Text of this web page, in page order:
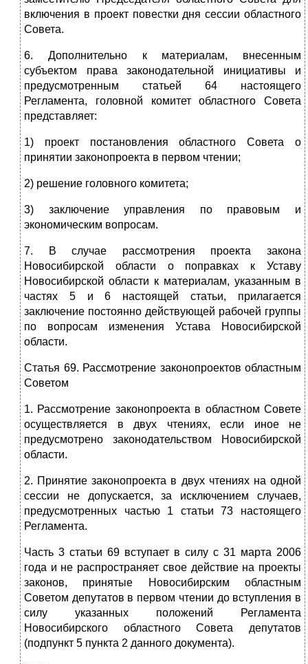
включения в проект повестки дня сессии областного
Совета.
6. Дополнительно к материалам, внесенным
субъектом права законодательной инициативы и
предусмотренным статьей 64 настоящего
Регламента, головной комитет областного Совета
представляет:
1) проект постановления областного Совета о
принятии законопроекта в первом чтении;
2) решение головного комитета;
3) заключение управления по правовым и
экономическим вопросам.
7. В случае рассмотрения проекта закона
Новосибирской области о поправках к Уставу
Новосибирской области к материалам, указанным в
частях 5 и 6 настоящей статьи, прилагается
заключение постоянно действующей рабочей группы
по вопросам изменения Устава Новосибирской
области.
Статья 69. Рассмотрение законопроектов областным
Советом
1. Рассмотрение законопроекта в областном Совете
осуществляется в двух чтениях, если иное не
предусмотрено законодательством Новосибирской
области.
2. Принятие законопроекта в двух чтениях на одной
сессии не допускается, за исключением случаев,
предусмотренных частью 1 статьи 73 настоящего
Регламента.
Часть 3 статьи 69 вступает в силу с 31 марта 2006
года и не распространяет свое действие на проекты
законов, принятые Новосибирским областным
Советом депутатов в первом чтении до вступления в
силу указанных положений Регламента
Новосибирского областного Совета депутатов
(подпункт 5 пункта 2 данного документа).